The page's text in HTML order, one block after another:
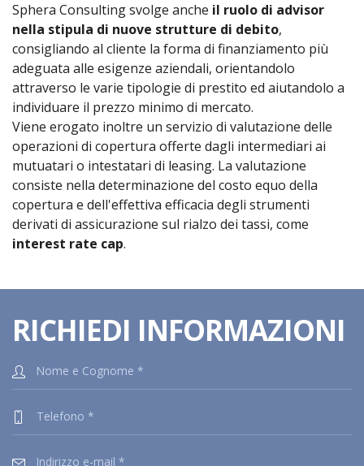
Sphera Consulting svolge anche il ruolo di advisor
nella stipula di nuove strutture di debito,
consigliando al cliente la forma di finanziamento più
adeguata alle esigenze aziendali, orientandolo
attraverso le varie tipologie di prestito ed aiutandolo a
individuare il prezzo minimo di mercato.
Viene erogato inoltre un servizio di valutazione delle
operazioni di copertura offerte dagli intermediari ai
mutuatari o intestatari di leasing. La valutazione
consiste nella determinazione del costo equo della
copertura e dell'effettiva efficacia degli strumenti
derivati di assicurazione sul rialzo dei tassi, come
interest rate cap.
RICHIEDI INFORMAZIONI